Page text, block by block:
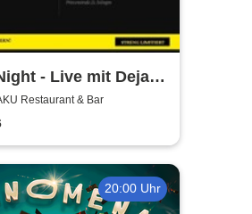
- Live mit Dejan
& Tijana Gaji
Restaurant & Bar
20:00 Uhr